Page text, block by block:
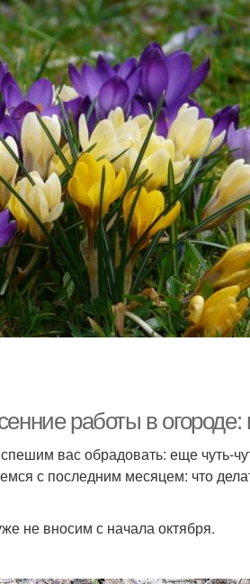
работы в огороде:
вас обрадовать: еще чуть-
с последним месяцем: что
не вносим с начала октября.